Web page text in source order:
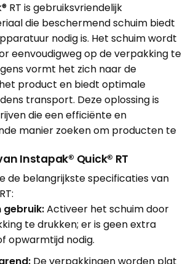
RT is gebruiksvriendelijk
die beschermend schuim biedt
nodig is. Het schuim wordt
eenvoudigweg op de verpakking te
vormt het zich naar de
product en biedt optimale
transport. Deze oplossing is
die een efficiënte en
manier zoeken om producten te
Instapak® Quick® RT
de belangrijkste specificaties van
gebruik:Activeer het schuim door
te drukken; er is geen extra
opwarmtijd nodig.
De verpakkingen worden plat